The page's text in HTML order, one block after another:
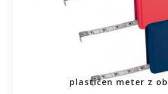
plastičen meter z